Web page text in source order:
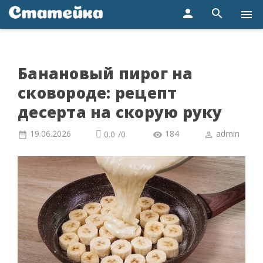
person search menu
Банановый пирог на
сковороде: рецепт
десерта на скорую руку
19.06.2026 0.0 /0 184 admin